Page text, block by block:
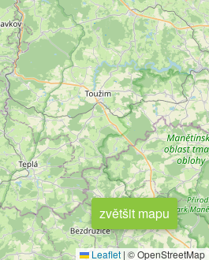
zvětšit mapu
Leaflet | © OpenStreetMap